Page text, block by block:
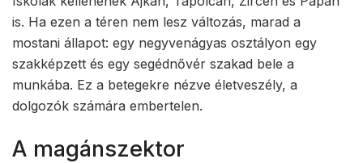
is. Ha ezen a téren nem lesz változás, marad a
mostani állapot: egy negyvenágyas osztályon egy
szakképzett és egy segédnővér szakad bele a
munkába. Ez a betegekre nézve életveszély, a
dolgozók számára embertelen.
A magánszektor